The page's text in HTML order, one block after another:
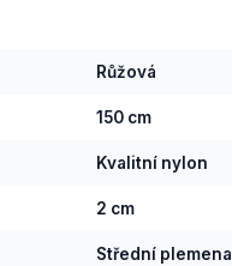
Růžová
150 cm
Kvalitní nylon
2 cm
Střední plemena